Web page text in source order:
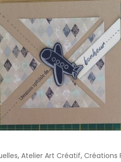
, Atelier Art Créatif, Créations